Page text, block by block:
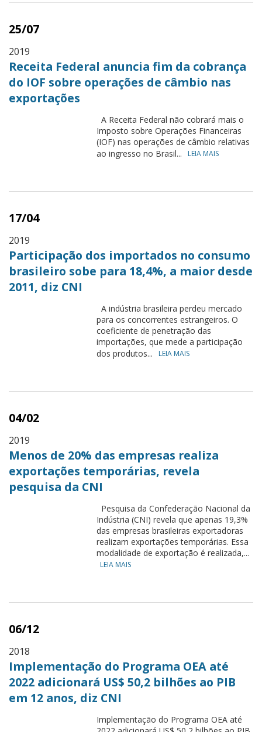
25/07
2019
Receita Federal anuncia fim da cobrança
do IOF sobre operações de câmbio nas
exportações
A Receita Federal não cobrará mais o
Imposto sobre Operações Financeiras
(IOF) nas operações de câmbio relativas
ao ingresso no Brasil...
LEIA MAIS
17/04
2019
Participação dos importados no consumo
brasileiro sobe para 18,4%, a maior desde
2011, diz CNI
A indústria brasileira perdeu mercado
para os concorrentes estrangeiros. O
coeficiente de penetração das
importações, que mede a participação
dos produtos...
LEIA MAIS
04/02
2019
Menos de 20% das empresas realiza
exportações temporárias, revela
pesquisa da CNI
Pesquisa da Confederação Nacional da
Indústria (CNI) revela que apenas 19,3%
das empresas brasileiras exportadoras
realizam exportações temporárias. Essa
modalidade de exportação é realizada,...
LEIA MAIS
06/12
2018
Implementação do Programa OEA até
2022 adicionará US$ 50,2 bilhões ao PIB
em 12 anos, diz CNI
Implementação do Programa OEA até